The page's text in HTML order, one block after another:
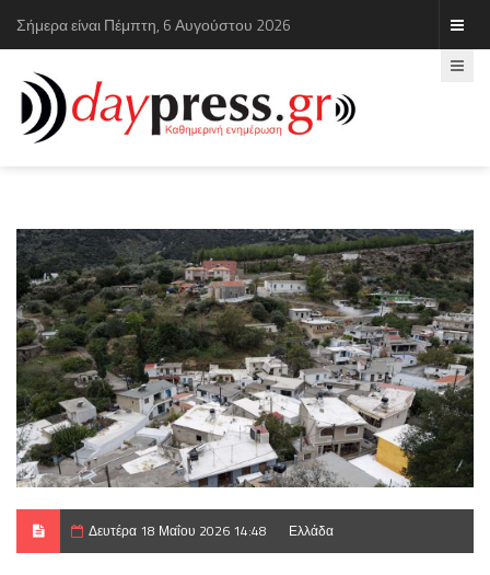
Σήμερα είναι Πέμπτη, 6 Αυγούστου 2026
Δευτέρα 18 Μαΐου 2026 14:48 Ελλάδα